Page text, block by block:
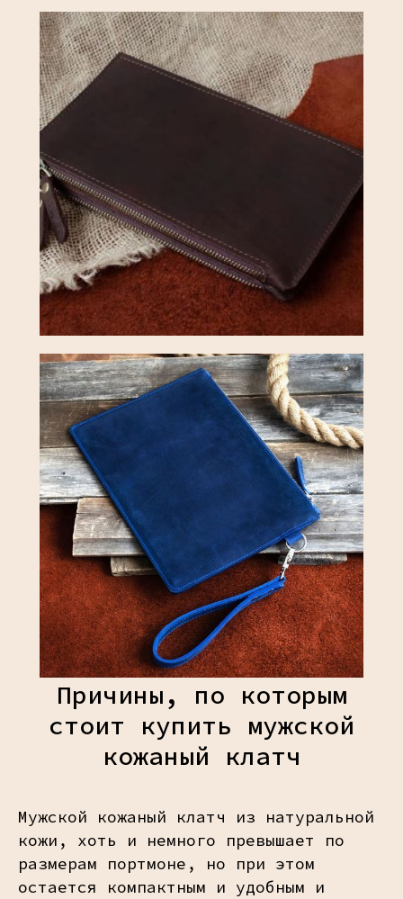
Причины, по которым
стоит купить мужской
кожаный клатч
Мужской кожаный клатч из натуральной
кожи, хоть и немного превышает по
размерам портмоне, но при этом
остается компактным и удобным и